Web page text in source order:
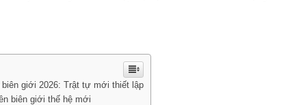
giới 2026: Trật tự mới thiết lập
biên giới thế hệ mới